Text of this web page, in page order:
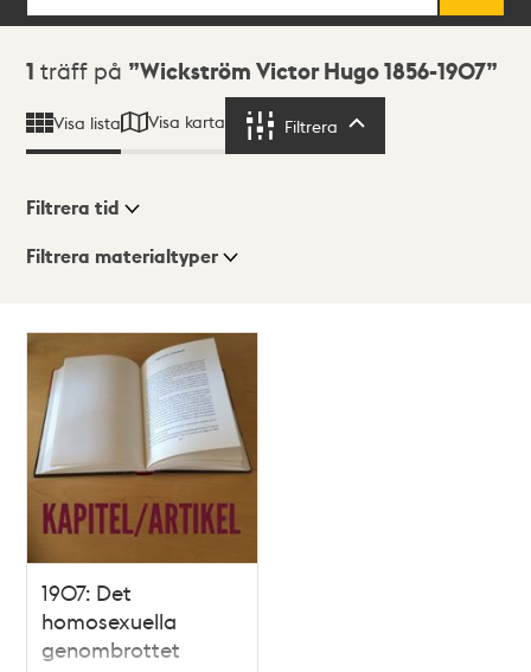
Sökresultat
1 träff på Wickström Victor Hugo 1856-1907
Visa lista Visa karta Filtrera
Visningsläge
Lista
Karta
Filtrera tid
Filtrera materialtyper
träffar
1907: Det
homosexuella
genombrottet